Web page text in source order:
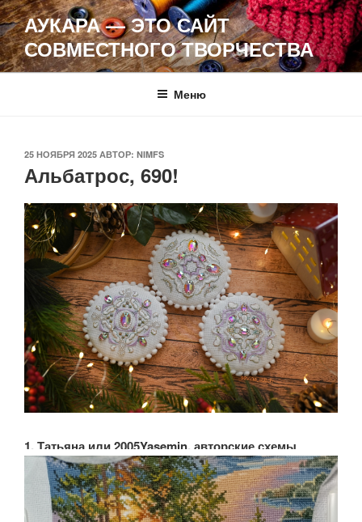
Перейти
к
содержимому
АУКАРА — ЭТО САЙТ
СОВМЕСТНОГО ТВОРЧЕСТВА
Меню
ОПУБЛИКОВАНО
25 НОЯБРЯ 2025 АВТОР: NIMFS
Альбатрос, 690!
1. Татьяна или 2005Yasemin, авторские схемы